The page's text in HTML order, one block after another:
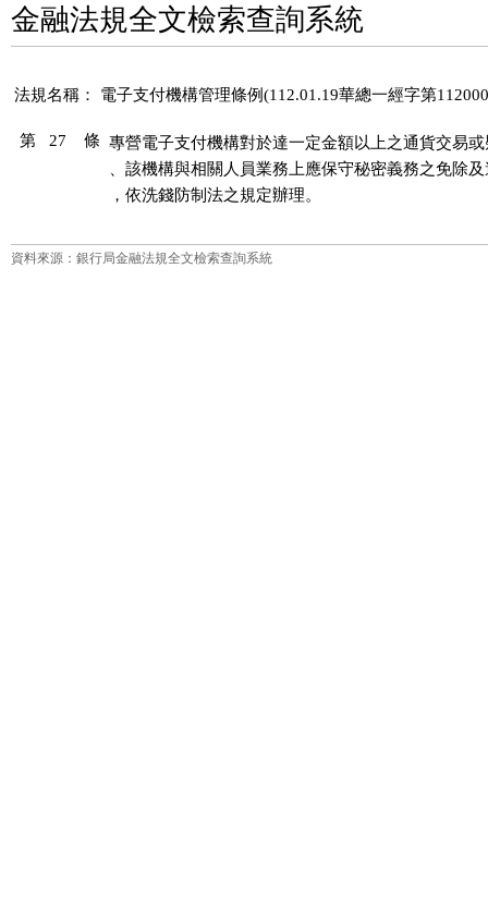
金融法規全文檢索查詢系統
法規名稱： 電子支付機構管理條例(112.01.19華總一經字第
第 27 條 專營電子支付機構對於達一定金額以上之通貨交易
、該機構與相關人員業務上應保守秘密義務之免除
，依洗錢防制法之規定辦理。
資料來源：銀行局金融法規全文檢索查詢系統